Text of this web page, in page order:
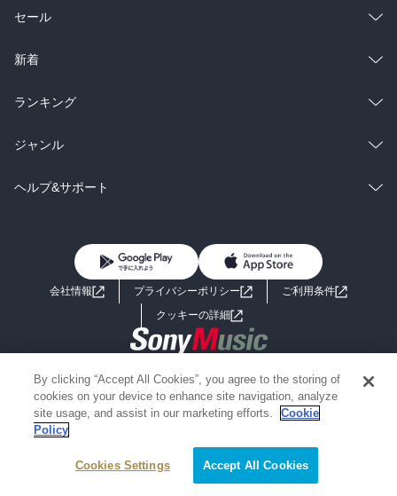
総合
ラノベ
雑誌・グラビア
BL・TL
セール
総合
ラノベ
雑誌・グラビア
BL・TL
新着
総合
ラノベ
雑誌・グラビア
ランキング
総合
ラノベ
ジャンル
コミック
ライトノベル 男子向けラノベ
小説
海外小説
ミステリー SF
歴史・時代小説
グラビア写真集
ヘルプ&サポート
よくあるご質問 お問い合わせ
会社情報 プライバシーポリシー
ご利用条件
クッキーの詳細
Copyright 2017 - 2026 Sony Music Entertainment(Japan) Inc.
Information on the site is for the Japan domestic market only
powered by
By clicking “Accept All Cookies”, you agree to the storing of
cookies on your device to enhance site navigation, analyze
site usage, and assist in our marketing efforts.
Cookie
Policy
Cookies Settings Accept All Cookies